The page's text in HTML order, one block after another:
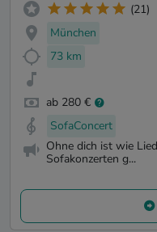
(21)
München
73 km
ab 280 €
SofaConcert
Ohne dich ist wie
Sofakonzerten g...